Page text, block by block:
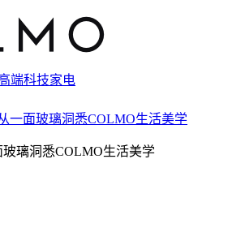
端科技家电
一面玻璃洞悉COLMO生活美学
玻璃洞悉COLMO生活美学